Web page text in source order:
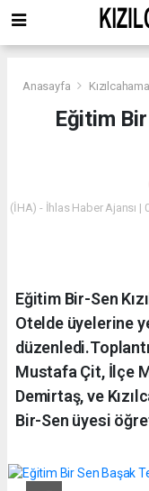
Anasayfa
Eğitim
(İHA) - İhlas Haber Ajansı |
Eğitim Bir-Sen
Otelde üyelerine
Mustafa Çit, İlçe
Demirtaş, ve
Bir-Sen üyesi